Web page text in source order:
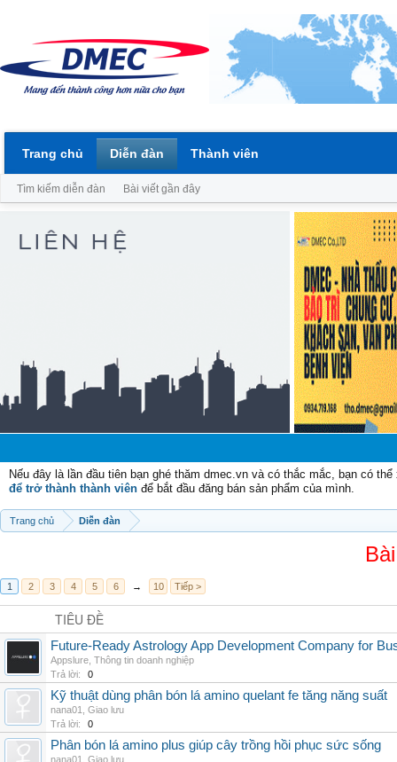
Nếu đây là lần đầu tiên bạn ghé thăm dmec.vn và có thắc mắc, bạn có
để trở thành thành viên để bắt đầu đăng bán sản phẩm của mình.
Trang chủ Diễn đàn
1 2 3 4 5 6 → 10 Tiếp >
TIÊU ĐỀ
Future-Ready Astrology App Development Company for
Appslure Thông tin doanh nghiệp
Trả lời:
0
Kỹ thuật dùng phân bón lá amino quelant fe tăng năng suất
nana01
Giao lưu
Trả lời:
0
Phân bón lá amino plus giúp cây trồng hồi phục sức sống
nana01
Giao lưu
Trang chủ Diễn đàn
Tìm kiếm diễn đàn Bài viết gần đây
Thành viên